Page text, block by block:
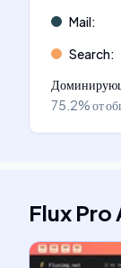
Mail:
Search:
75.2%от
Flux Pro